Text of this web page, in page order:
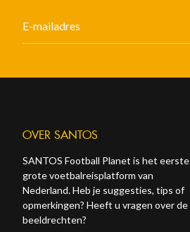
OVER SANTOS
SANTOS Football Planet is het eerste
grote voetbalreisplatform van
Nederland. Heb je suggesties, tips of
opmerkingen? Heeft u vragen over de
beeldrechten?